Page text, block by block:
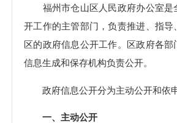
福州市仓山区人民政府办公室是
开工作的主管部门，负责推进、指导
区的政府信息公开工作。区政府各部
信息生成和保存机构负责公开。
政府信息公开分为主动公开和依申
一、主动公开